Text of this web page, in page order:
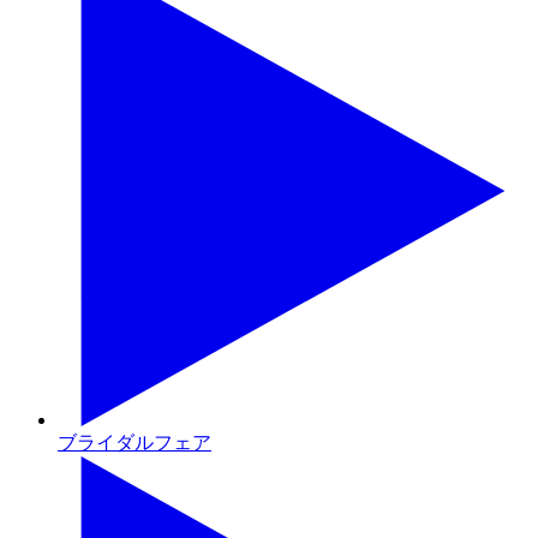
ブライダルフェア